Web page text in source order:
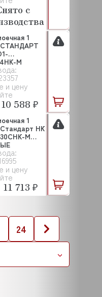
с
и цену
1
СТАНДАРТ
М
ТЕХНО...
10 588 ₽
и цену
1
НК
М
11 713 ₽
24